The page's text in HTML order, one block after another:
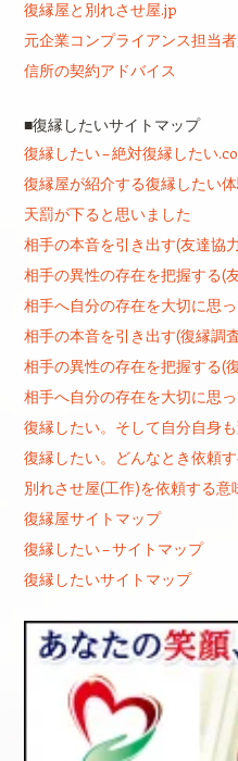
復縁屋と別れさせ屋.jp
元企業コンプライアンス担当
信所の契約アドバイス
■復縁したいサイトマップ
復縁したい – 絶対復縁したい
復縁屋が紹介する復縁したい
天罰が下ると思いました
相手の本音を引き出す(友達協
相手の異性の存在を把握する(
相手へ自分の存在を大切に思
相手の本音を引き出す(復縁調
相手の異性の存在を把握する(
相手へ自分の存在を大切に思
復縁したい。そして自分自身
復縁したい。どんなとき依頼
別れさせ屋(工作)を依頼する意
復縁屋サイトマップ
復縁したい – サイトマップ
復縁したいサイトマップ